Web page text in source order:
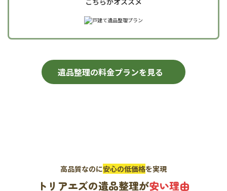
遺品整理の料金プランを見る
高品質なのに安心の低価格を実現
トリアエズの遺品整理が安い理由